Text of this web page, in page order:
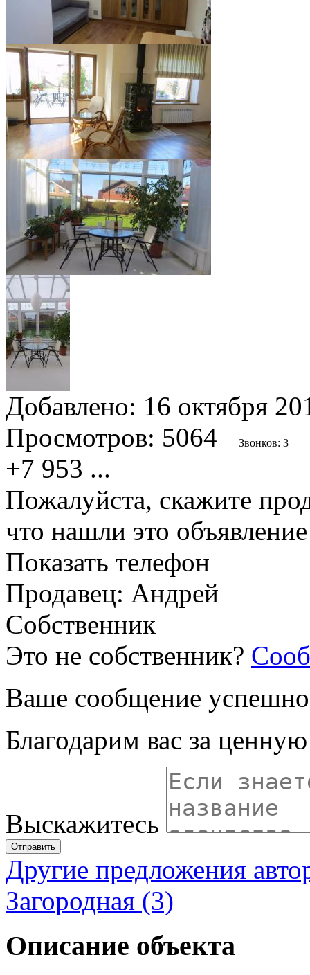
Добавлено: 16 октября
Просмотров: 5064 | Звонков: 3
+7 953 ...
Пожалуйста, скажите
что нашли это
Показать телефон
Продавец: Андрей
Собственник
Это не собственник?
Ваше сообщение успешно
Благодарим вас за
Выскажитесь
Отправить
Другие предложения
Загородная (3)
Описание объекта